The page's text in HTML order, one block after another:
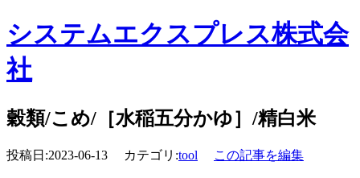
システムエクスプレス株式会
社
穀類/こめ/［水稲五分かゆ］/精白米
投稿日:2023-06-13 カテゴリ:tool この記事を編集